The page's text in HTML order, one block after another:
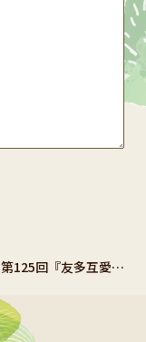
第125回『友多互愛…